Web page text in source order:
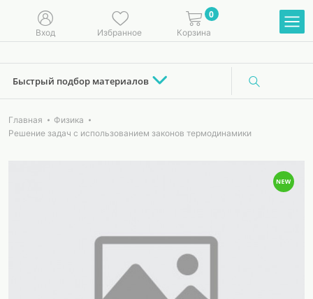
Вход Избранное
0
Корзина
Быстрый подбор материалов
Главная
Физика
Решение задач с использованием законов термодинамики